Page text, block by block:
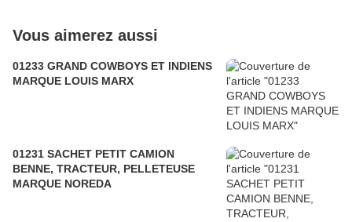
Vous aimerez aussi
01233 GRAND COWBOYS ET INDIENS
MARQUE LOUIS MARX
01231 SACHET PETIT CAMION
BENNE, TRACTEUR, PELLETEUSE
MARQUE NOREDA